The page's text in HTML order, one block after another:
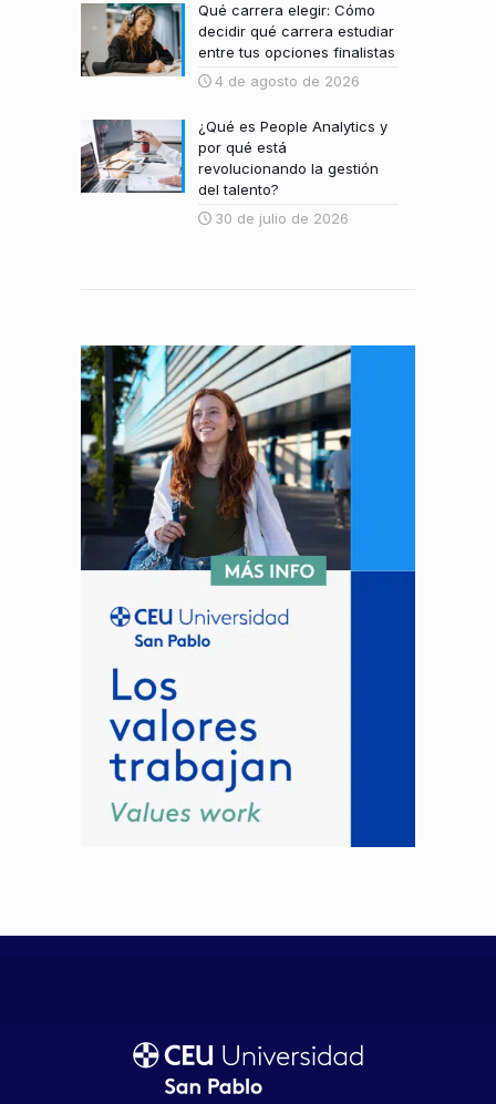
Qué carrera elegir: Cómo
decidir qué carrera estudiar
entre tus opciones finalistas
4 de agosto de 2026
¿Qué es People Analytics y
por qué está
revolucionando la gestión
del talento?
30 de julio de 2026